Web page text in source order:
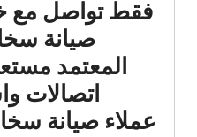
فقط تواصل مع
صيانة
المعتمد
اتصالات
عملاء صيانة